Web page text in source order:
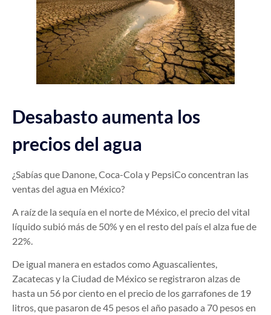
Desabasto aumenta los
precios del agua
¿Sabías que Danone, Coca-Cola y PepsiCo concentran las
ventas del agua en México?
A raíz de la sequía en el norte de México, el precio del vital
líquido subió más de 50% y en el resto del país el alza fue de
22%.
De igual manera en estados como Aguascalientes,
Zacatecas y la Ciudad de México se registraron alzas de
hasta un 56 por ciento en el precio de los garrafones de 19
litros, que pasaron de 45 pesos el año pasado a 70 pesos en